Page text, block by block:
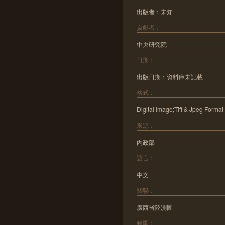
出版者：未知
貢獻者：
中央研究院
日期：
出版日期：資料庫未記載
格式：
Digital Image;Tiff & Jpeg Format
來源：
內政部
語言：
中文
關聯：
廣西省陸測圖
範圍：